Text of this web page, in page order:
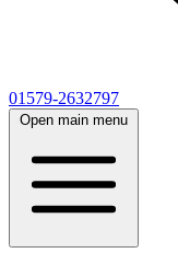
01579-2632797
Open main menu